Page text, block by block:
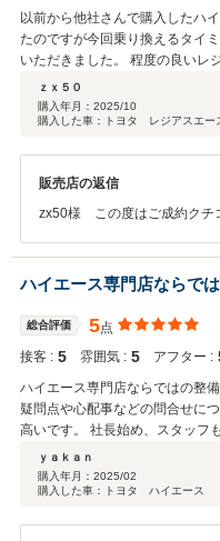
以前から他社さんで購入したハ
たのですが今回乗り換えるタイ
いただきました。 程度の良いレ
からのパーツの移植や無理なお
い車を造っていただきました。
ｚｘ５０
購入年月： 2025/10
購入した車：トヨタ レジアスエ
販売店の返信
zx50様 この度はご成約クチ
ませんが今回のお車いかがで
フェンダーとロックタイヤ＆
い。リモコンエンジンスター
まだまだ奥深い車種ですがな
なりました。スタッフ一同感
幾度も車検他で携わらせて頂
これらかもメンテナンス他、
ハイエース専門店ならでは
総合評価 5点
接客 : 5 雰囲気 : 5 アフター :
ハイエース専門店ならではの整
疑問点や心配事などの問合せに
高いです。 社長始め、スタッフ
できました。
ｙａｋａｎ
購入年月： 2025/02
購入した車：トヨタ ハイエース